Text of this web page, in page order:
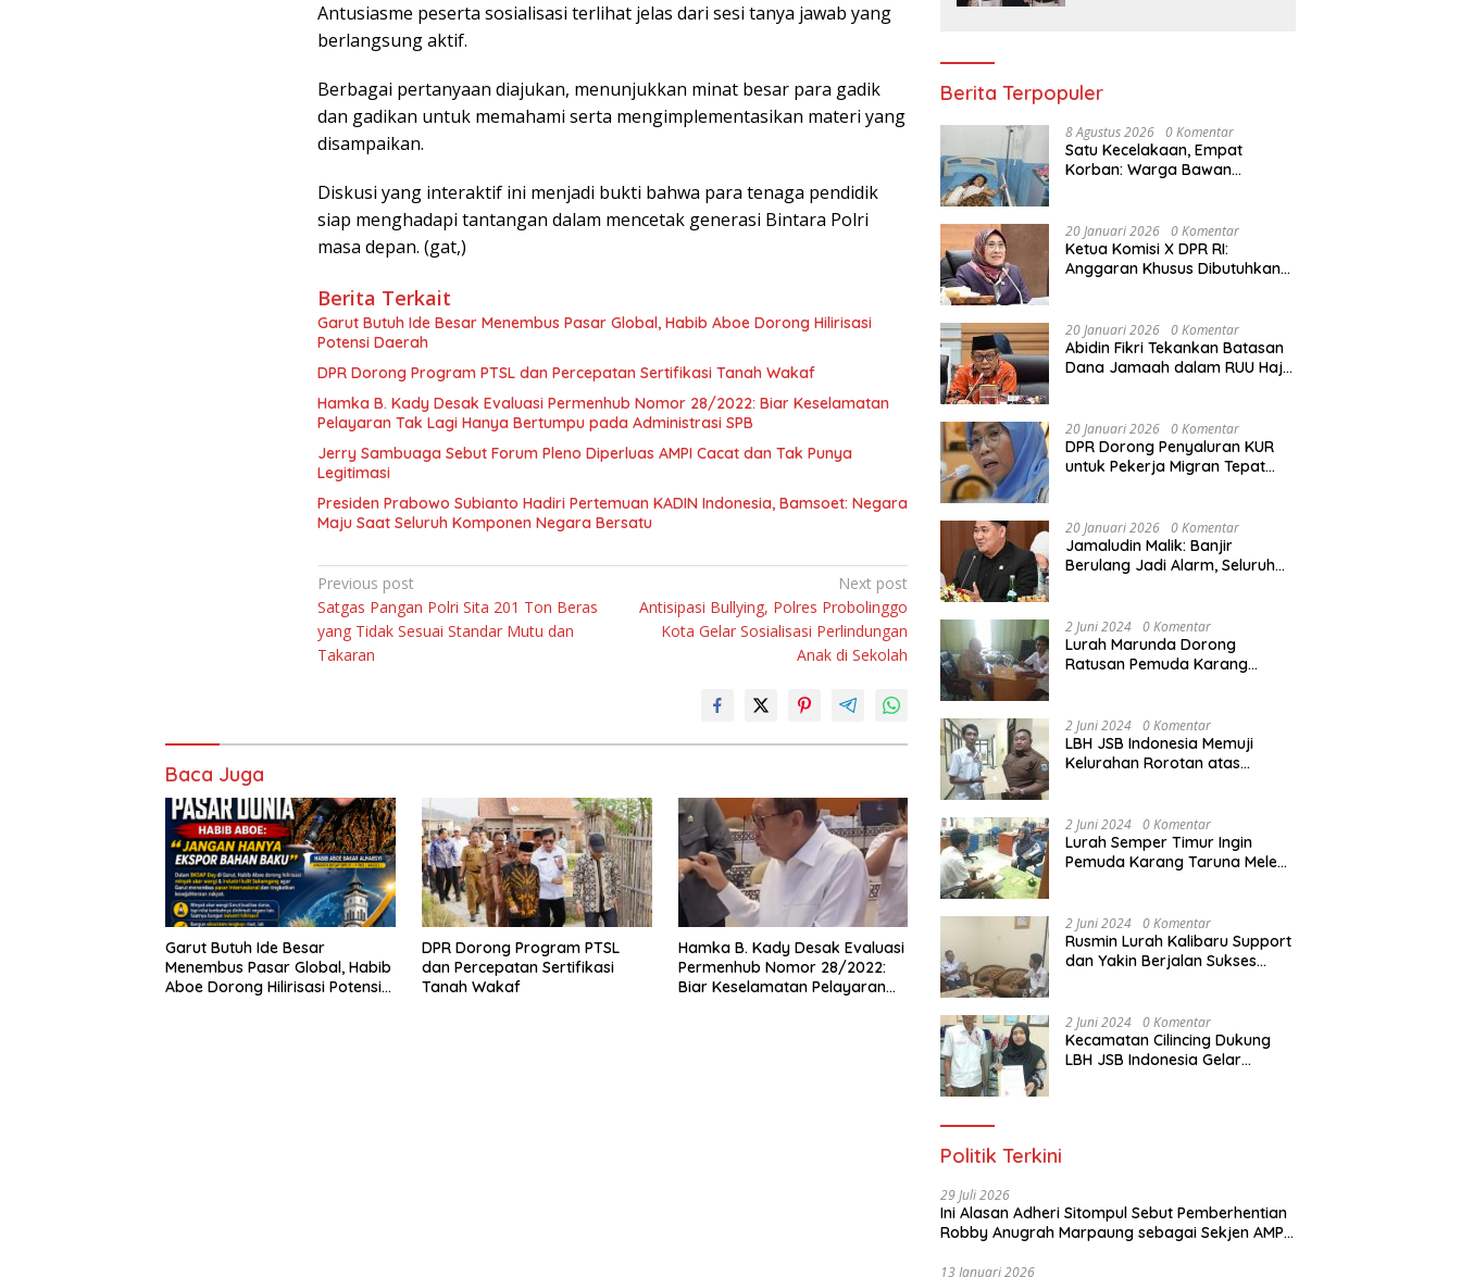
Antusiasme peserta sosialisasi terlihat jelas dari sesi tanya jawab yang
berlangsung aktif.
Berbagai pertanyaan diajukan, menunjukkan minat besar para gadik
dan gadikan untuk memahami serta mengimplementasikan materi yang
disampaikan.
Diskusi yang interaktif ini menjadi bukti bahwa para tenaga pendidik
siap menghadapi tantangan dalam mencetak generasi Bintara Polri
masa depan. (gat,)
Berita Terkait
Garut Butuh Ide Besar Menembus Pasar Global, Habib Aboe Dorong Hilirisasi
Potensi Daerah
DPR Dorong Program PTSL dan Percepatan Sertifikasi Tanah Wakaf
Hamka B. Kady Desak Evaluasi Permenhub Nomor 28/2022: Biar Keselamatan
Pelayaran Tak Lagi Hanya Bertumpu pada Administrasi SPB
Jerry Sambuaga Sebut Forum Pleno Diperluas AMPI Cacat dan Tak Punya
Legitimasi
Presiden Prabowo Subianto Hadiri Pertemuan KADIN Indonesia, Bamsoet: Negara
Maju Saat Seluruh Komponen Negara Bersatu
Navigasi
pos
Previous post
Satgas Pangan Polri Sita 201 Ton Beras
yang Tidak Sesuai Standar Mutu dan
Takaran
Next post
Antisipasi Bullying, Polres Probolinggo
Kota Gelar Sosialisasi Perlindungan
Anak di Sekolah
Baca Juga
Garut Butuh Ide Besar
Menembus Pasar Global, Habib
Aboe Dorong Hilirisasi Potensi
DPR Dorong Program PTSL
dan Percepatan Sertifikasi
Tanah Wakaf
Hamka B. Kady Desak Evaluasi
Permenhub Nomor 28/2022:
Biar Keselamatan Pelayaran
Berita Terpopuler
8 Agustus 2026 0 Komentar
Satu Kecelakaan, Empat
Korban: Warga Bawan
Mendapat Lampu Jalan?
20 Januari 2026 0 Komentar
Ketua Komisi X DPR RI:
Anggaran Khusus Dibutuhkan
Akibat Bencana
20 Januari 2026 0 Komentar
Abidin Fikri Tekankan Batasan
Dana Jamaah dalam RUU Haji
20 Januari 2026 0 Komentar
DPR Dorong Penyaluran KUR
untuk Pekerja Migran Tepat
PMI
20 Januari 2026 0 Komentar
Jamaludin Malik: Banjir
Berulang Jadi Alarm, Seluruh
2 Juni 2024 0 Komentar
Lurah Marunda Dorong
Ratusan Pemuda Karang
Paralegal Gratis Yang
Diadakan LBH JSB Indonesia
2 Juni 2024 0 Komentar
LBH JSB Indonesia Memuji
Kelurahan Rorotan atas
150 orang Pemuda Karang
Taruna di Jakarta Utara
2 Juni 2024 0 Komentar
Lurah Semper Timur Ingin
Pemuda Karang Taruna Melek
Diadakan LBH JSB Indonesia
2 Juni 2024 0 Komentar
Rusmin Lurah Kalibaru Support
dan Yakin Berjalan Sukses
Taruna di Jakarta Utara
2 Juni 2024 0 Komentar
Kecamatan Cilincing Dukung
LBH JSB Indonesia Gelar
Politik Terkini
29 Juli 2026
Ini Alasan Adheri Sitompul Sebut Pemberhentian
Robby Anugrah Marpaung sebagai Sekjen AMPI
13 Januari 2026